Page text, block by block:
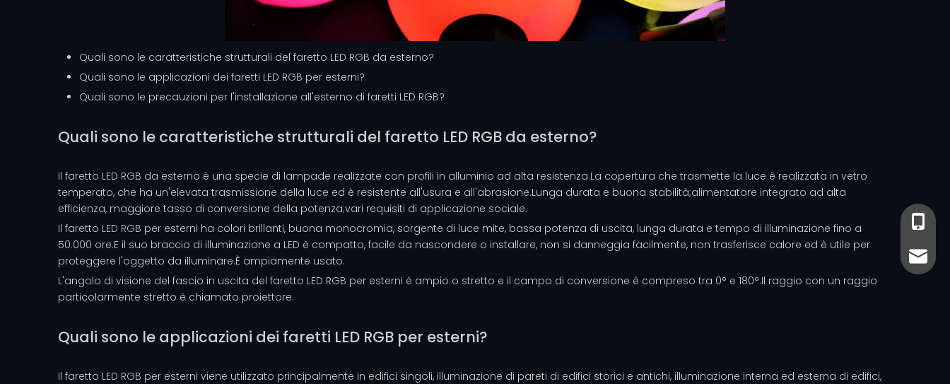
Quali sono le caratteristiche strutturali del faretto LED RGB da esterno?
Quali sono le applicazioni dei faretti LED RGB per esterni?
Quali sono le precauzioni per l'installazione all'esterno di faretti LED RGB?
Quali sono le caratteristiche strutturali del faretto LED RGB da esterno?
Il faretto LED RGB da esterno è una specie di lampade realizzate con profili in alluminio ad alta resistenza.La copertura che trasmette la luce è realizzata in vetro
temperato, che ha un'elevata trasmissione della luce ed è resistente all'usura e all'abrasione.Lunga durata e buona stabilità;alimentatore integrato ad alta
efficienza, maggiore tasso di conversione della potenza;vari requisiti di applicazione sociale.
Il faretto LED RGB per esterni ha colori brillanti, buona monocromia, sorgente di luce mite, bassa potenza di uscita, lunga durata e tempo di illuminazione fino a
50.000 ore.E il suo braccio di illuminazione a LED è compatto, facile da nascondere o installare, non si danneggia facilmente, non trasferisce calore ed è utile per
proteggere l'oggetto da illuminare.È ampiamente usato.
L'angolo di visione del fascio in uscita del faretto LED RGB per esterni è ampio o stretto e il campo di conversione è compreso tra 0° e 180°.Il raggio con un raggio
particolarmente stretto è chiamato proiettore.
Quali sono le applicazioni dei faretti LED RGB per esterni?
Il faretto LED RGB per esterni viene utilizzato principalmente in edifici singoli, illuminazione di pareti di edifici storici e antichi, illuminazione interna ed esterna di edifici,
+86-
+86-